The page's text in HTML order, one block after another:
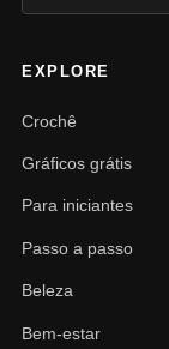
EXPLORE
Crochê
Gráficos grátis
Para iniciantes
Passo a passo
Beleza
Bem-estar